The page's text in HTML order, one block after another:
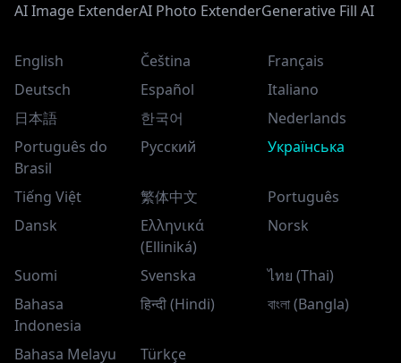
AI Image ExtenderAI Photo ExtenderGenerative Fill AI
English Čeština
Français
Deutsch
Español
Italiano
日本語
한국어
Nederlands
Português do
Brasil
Русский Українська
Tiếng Việt 繁体中文
Português
Dansk
Ελληνικά
(Elliniká)
Norsk
Suomi Svenska
ไทย (Thai)
Bahasa
Indonesia
हिन्दी (Hindi) বাংলা (Bangla)
Bahasa Melayu Türkçe